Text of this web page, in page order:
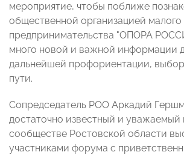
мероприятие, чтобы поближе
общественной организацией малого
предпринимательства "ОПОРА
много новой и важной информации
дальнейшей профориентации,
пути.
Сопредседатель РОО Аркадий
достаточно известный и уважаемый
сообществе Ростовской области
участниками форума с